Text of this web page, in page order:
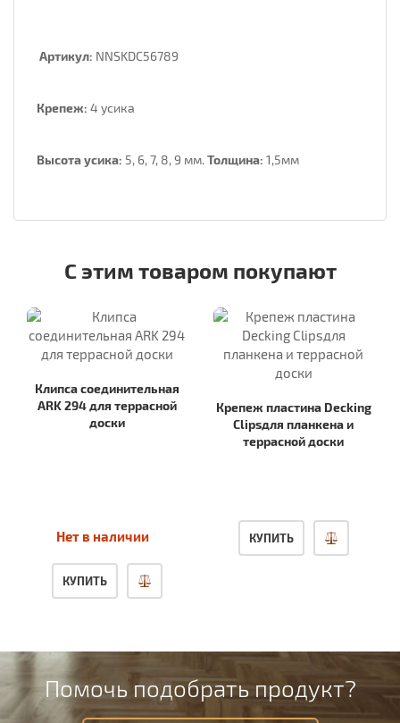
Артикул: NNSKDC56789
Крепеж: 4 усика
Высота усика: 5, 6, 7, 8, 9 мм.Толщина: 1,5мм
С этим товаром покупают
Клипса соединительная
ARK 294 для террасной
доски
Нет в наличии
КУПИТЬ
Крепеж пластина Decking
Clipsдля планкена и
террасной доски
КУПИТЬ
Помочь подобрать продукт?